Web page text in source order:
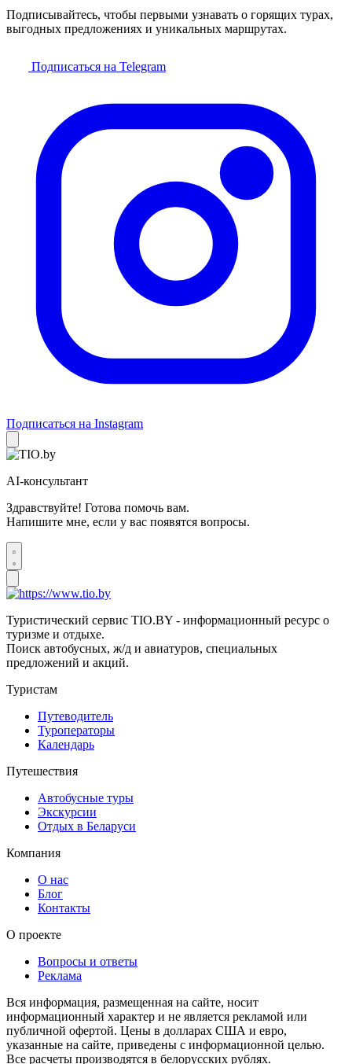
Подписывайтесь, чтобы первыми узнавать о горящих турах,
выгодных предложениях и уникальных маршрутах.
Подписаться на Telegram
Подписаться на Instagram
AI-консультант
Здравствуйте! Готова помочь вам.
Напишите мне, если у вас появятся вопросы.
Туристический сервис TIO.BY - информационный ресурс о
туризме и отдыхе.
Поиск автобусных, ж/д и авиатуров, специальных
предложений и акций.
Туристам
Путеводитель
Туроператоры
Календарь
Путешествия
Автобусные туры
Экскурсии
Отдых в Беларуси
Компания
О нас
Блог
Контакты
О проекте
Вопросы и ответы
Реклама
Вся информация, размещенная на сайте, носит
информационный характер и не является рекламой или
публичной офертой. Цены в долларах США и евро,
указанные на сайте, приведены с информационной целью.
Все расчеты производятся в белорусских рублях.